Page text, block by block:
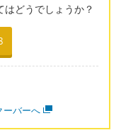
どうでしょうか？
ーバーへ